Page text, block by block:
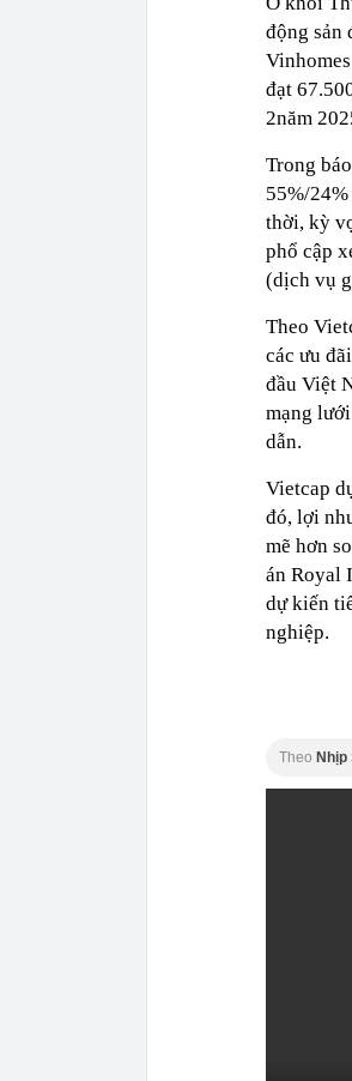
động sản
đạt
2năm
Trong
55%/
thời, kỳ
phổ cập
(dịch vụ
Theo
các ưu
đầu Việt
mạng
dẫn.
Vietcap
đó, lợi
mẽ hơn
án Royal
dự kiến
nghiệp.
Theo Nhịp